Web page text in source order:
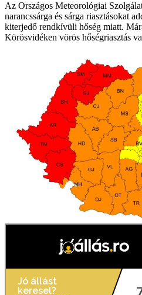
Az Országos Meteorológiai
narancssárga és sárga riasztásokat
kiterjedő rendkívüli hőség miatt.
Körösvidéken vörös hőségriasztás